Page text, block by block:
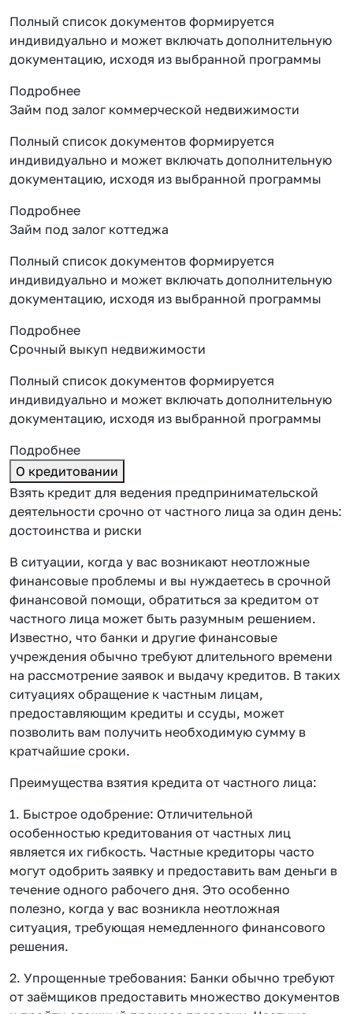
Полный список документов формируется
индивидуально и может включать дополнительную
документацию, исходя из выбранной программы
Подробнее
Займ под залог коммерческой недвижимости
Полный список документов формируется
индивидуально и может включать дополнительную
документацию, исходя из выбранной программы
Подробнее
Займ под залог коттеджа
Полный список документов формируется
индивидуально и может включать дополнительную
документацию, исходя из выбранной программы
Подробнее
Срочный выкуп недвижимости
Полный список документов формируется
индивидуально и может включать дополнительную
документацию, исходя из выбранной программы
Подробнее
О кредитовании
Взять кредит для ведения предпринимательской
деятельности срочно от частного лица за один день:
достоинства и риски
В ситуации, когда у вас возникают неотложные
финансовые проблемы и вы нуждаетесь в срочной
финансовой помощи, обратиться за кредитом от
частного лица может быть разумным решением.
Известно, что банки и другие финансовые
учреждения обычно требуют длительного времени
на рассмотрение заявок и выдачу кредитов. В таких
ситуациях обращение к частным лицам,
предоставляющим кредиты и ссуды, может
позволить вам получить необходимую сумму в
кратчайшие сроки.
Преимущества взятия кредита от частного лица:
1. Быстрое одобрение: Отличительной
особенностью кредитования от частных лиц
является их гибкость. Частные кредиторы часто
могут одобрить заявку и предоставить вам деньги в
течение одного рабочего дня. Это особенно
полезно, когда у вас возникла неотложная
ситуация, требующая немедленного финансового
решения.
2. Упрощенные требования: Банки обычно требуют
от заёмщиков предоставить множество документов